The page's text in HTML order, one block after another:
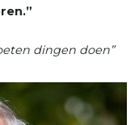
dingen doen”